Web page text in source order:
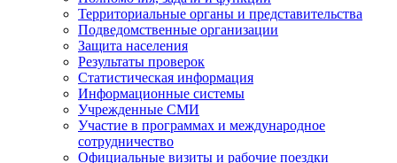
Территориальные органы и представительства
Подведомственные организации
Защита населения
Результаты проверок
Статистическая информация
Информационные системы
Учрежденные СМИ
Участие в программах и международное
сотрудничество
Официальные визиты и рабочие поездки